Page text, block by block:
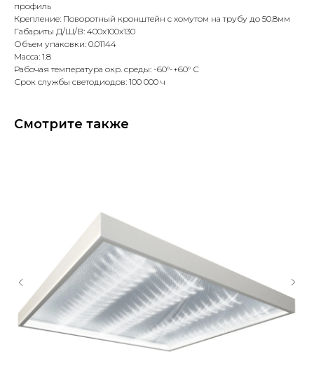
профиль
Крепление: Поворотный кронштейн с хомутом на трубу до 50.8мм
Габариты Д/Ш/В: 400х100х130
Объем упаковки: 0.01144
Масса: 1.8
Рабочая температура окр. среды: -60°-+60° С
Срок службы светодиодов: 100 000 ч
Смотрите также